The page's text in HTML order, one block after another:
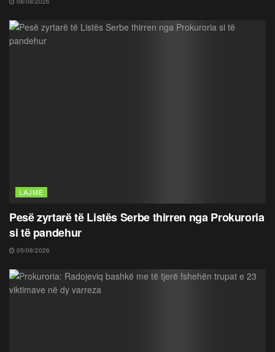
LAJME
Pesë zyrtarë të Listës Serbe thirren nga Prokuroria
si të pandehur
05/08/2026